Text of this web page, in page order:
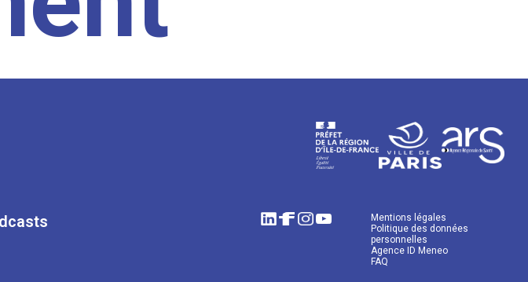
Mentions légales
Politique des données
personnelles
Agence ID Meneo
FAQ